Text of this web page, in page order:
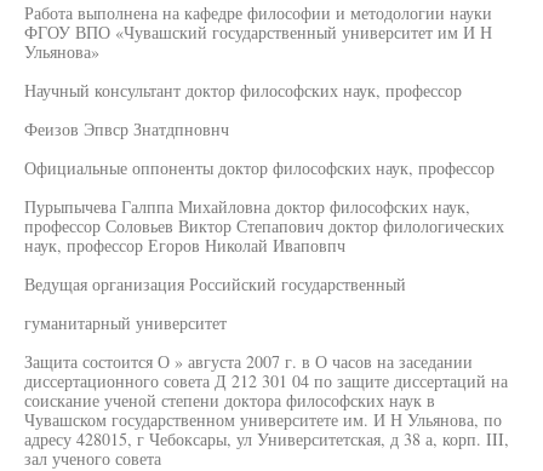
Работа выполнена на кафедре философии и методологии науки
ФГОУ ВПО «Чувашский государственный университет им И Н
Ульянова»
Научный консультант доктор философских наук, профессор
Феизов Эпвср Знатдпновнч
Официальные оппоненты доктор философских наук, профессор
Пурыпычева Галппа Михайловна доктор философских наук,
профессор Соловьев Виктор Степапович доктор филологических
наук, профессор Егоров Николай Иваповпч
Ведущая организация Российский государственный
гуманитарный университет
Защита состоится О » августа 2007 г. в О часов на заседании
диссертационного совета Д 212 301 04 по защите диссертаций на
соискание ученой степени доктора философских наук в
Чувашском государственном университете им. И Н Ульянова, по
адресу 428015, г Чебоксары, ул Университетская, д 38 а, корп. III,
зал ученого совета